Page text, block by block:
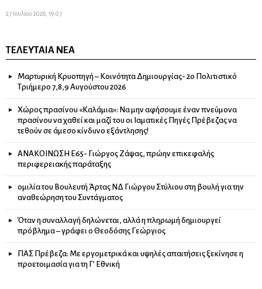
27 Ιουλίου 2026, 19:07
ΤΕΛΕΥΤΑΊΑ ΝΈΑ
Μαρτυρική Κρυοπηγή – Κοινότητα Δημιουργίας- 2ο Πολιτιστικό
Τριήμερο 7,8,9 Αυγούστου 2026
Χώρος πρασίνου «Καλάμια»: Να μην αφήσουμε έναν πνεύμονα
πρασίνου να χαθεί και μαζί του οι Ιαματικές Πηγές Πρέβεζας να
τεθούν σε άμεσο κίνδυνο εξάντλησης!
ΑΝΑΚΟΙΝΩΣΗ Ε65- Γιώργος Ζάψας, πρώην επικεφαλής
περιφερειακής παράταξης
ομιλία του Βουλευτή Άρτας ΝΔ Γιώργου Στύλιου στη βουλή για την
αναθεώρηση του Συντάγματος
Όταν η συναλλαγή δηλώνεται, αλλά η πληρωμή δημιουργεί
πρόβλημα – γράφει ο Θεοδόσης Γεώργιος
ΠΑΣ Πρέβεζα: Με εργομετρικά και υψηλές απαιτήσεις ξεκίνησε η
προετοιμασία για τη Γ’ Εθνική